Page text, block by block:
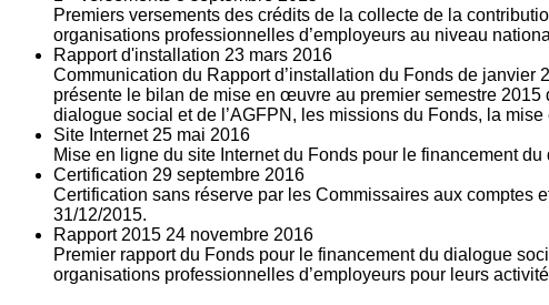
Premiers versements des crédits de la collecte de la
organisations professionnelles d’employeurs au niveau
Rapport d'installation 23 mars 2016
Communication du Rapport d’installation du Fonds de janvier
présente le bilan de mise en œuvre au premier semestre
dialogue social et de l’AGFPN, les missions du Fonds, la
Site Internet 25 mai 2016
Mise en ligne du site Internet du Fonds pour le financement du
Certification 29 septembre 2016
Certification sans réserve par les Commissaires aux comptes
31/12/2015.
Rapport 2015 24 novembre 2016
Premier rapport du Fonds pour le financement du dialogue
organisations professionnelles d’employeurs pour leurs